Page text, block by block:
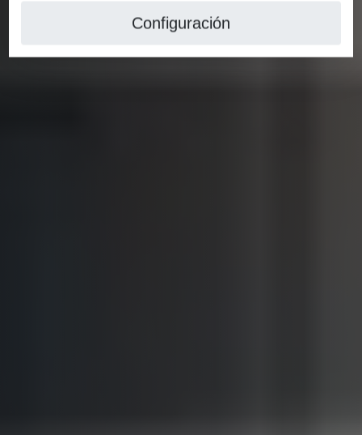
Configuración